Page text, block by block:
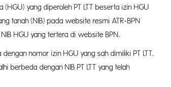
yang diperoleh PT LTT beserta izin HGU
tanah (NIB) pada website resmi ATR-BPN
HGU yang tertera di website BPN.
nomor izin HGU yang sah dimiliki PT LTT.
berbeda dengan NIB PT LTT yang telah